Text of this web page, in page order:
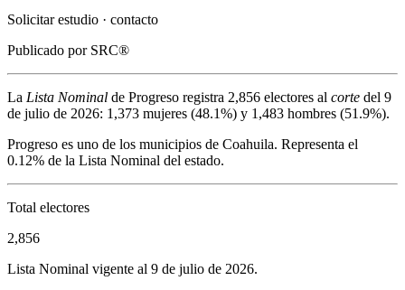
Solicitar estudio · contacto
Publicado por SRC®
La Lista Nominal de Progreso registra 2,856 electores al corte del 9
de julio de 2026: 1,373 mujeres (48.1%) y 1,483 hombres (51.9%).
Progreso es uno de los municipios de Coahuila. Representa el
0.12% de la Lista Nominal del estado.
Total electores
2,856
Lista Nominal vigente al 9 de julio de 2026.